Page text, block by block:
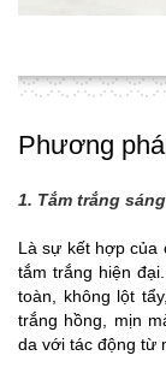
Phương
1. Tắm trắng
Là sự kết hợp của
tắm trắng hiện
toàn, không lột
trắng hồng, mịn
da với tác động từ